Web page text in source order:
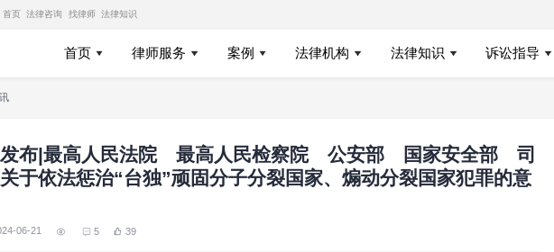
进入北京站 首页
法规数据 > 法律资讯
华社受权发布|最高人民法院 最高人民